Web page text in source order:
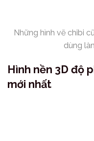
Những hình vẽ chibi
dùng
Hình nền 3D độ
mới nhất